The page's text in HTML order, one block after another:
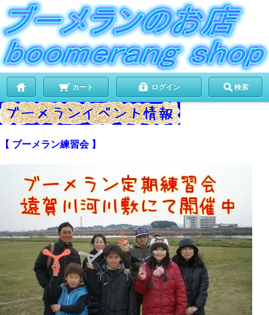
カート ログイン 検索
【 ブーメラン練習会 】